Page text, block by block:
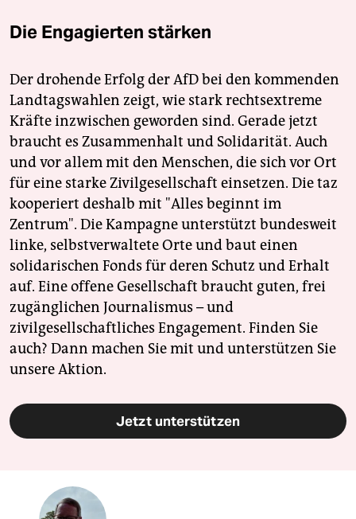
Die Engagierten stärken
Der drohende Erfolg der AfD bei den kommenden
Landtagswahlen zeigt, wie stark rechtsextreme
Kräfte inzwischen geworden sind. Gerade jetzt
braucht es Zusammenhalt und Solidarität. Auch
und vor allem mit den Menschen, die sich vor Ort
für eine starke Zivilgesellschaft einsetzen. Die taz
kooperiert deshalb mit "Alles beginnt im
Zentrum". Die Kampagne unterstützt bundesweit
linke, selbstverwaltete Orte und baut einen
solidarischen Fonds für deren Schutz und Erhalt
auf. Eine offene Gesellschaft braucht guten, frei
zugänglichen Journalismus – und
zivilgesellschaftliches Engagement. Finden Sie
auch? Dann machen Sie mit und unterstützen Sie
unsere Aktion.
Jetzt unterstützen